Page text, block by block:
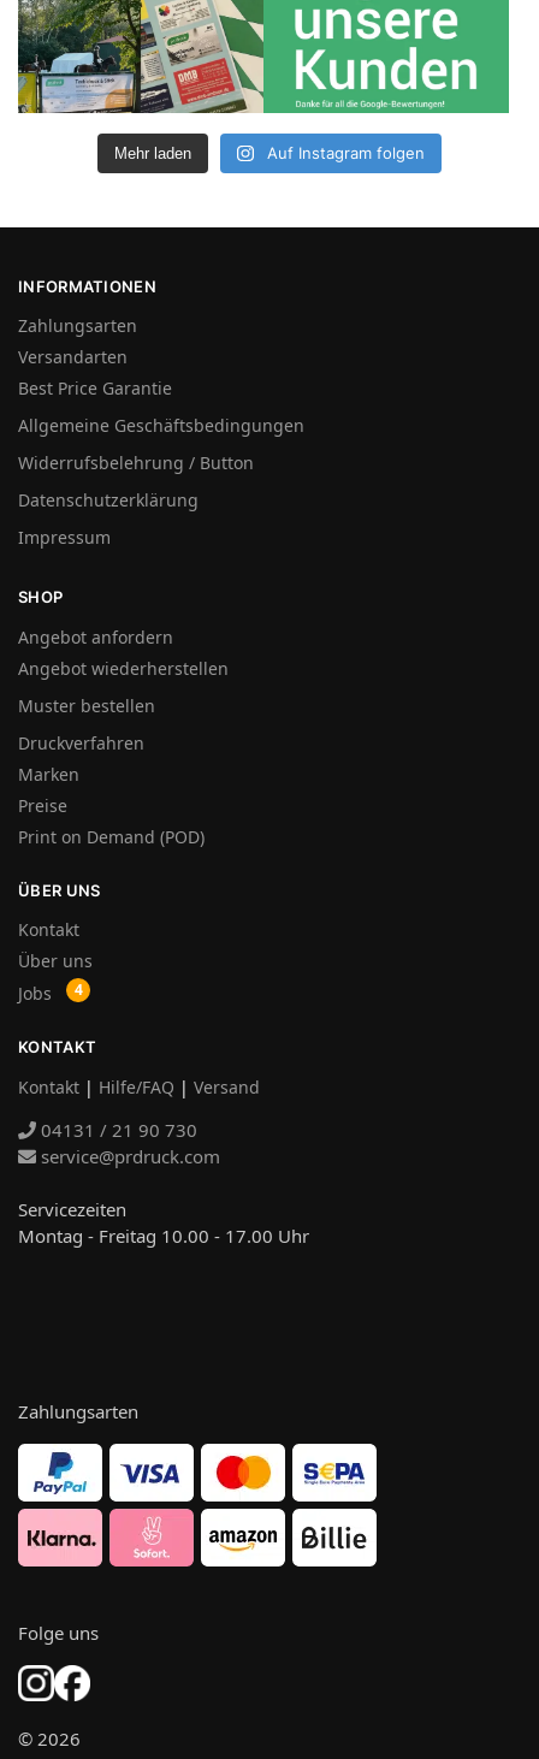
Mehr laden Auf Instagram folgen
INFORMATIONEN
Zahlungsarten
Versandarten
Best Price Garantie
Allgemeine Geschäftsbedingungen
Widerrufsbelehrung / Button
Datenschutzerklärung
Impressum
SHOP
Angebot anfordern
Angebot wiederherstellen
Muster bestellen
Druckverfahren
Marken
Preise
Print on Demand (POD)
ÜBER UNS
Kontakt
Über uns
Jobs
KONTAKT
Kontakt | Hilfe/FAQ | Versand
04131 / 21 90 730
service@prdruck.com
Servicezeiten
Montag - Freitag 10.00 - 17.00 Uhr
Zahlungsarten
Folge uns
© 2026